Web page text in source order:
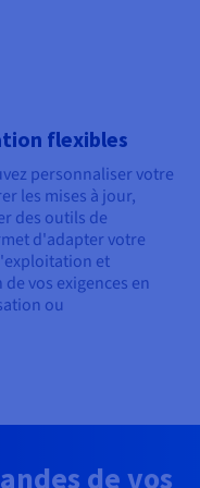
flexibles
personnaliser votre
les mises à jour,
des outils de
d'adapter votre
et
vos exigences en
ou
de vos